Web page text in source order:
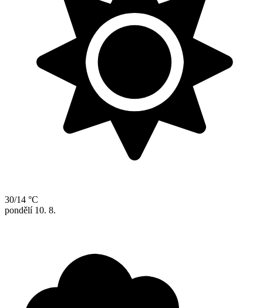
30/14 °C
pondělí 10. 8.